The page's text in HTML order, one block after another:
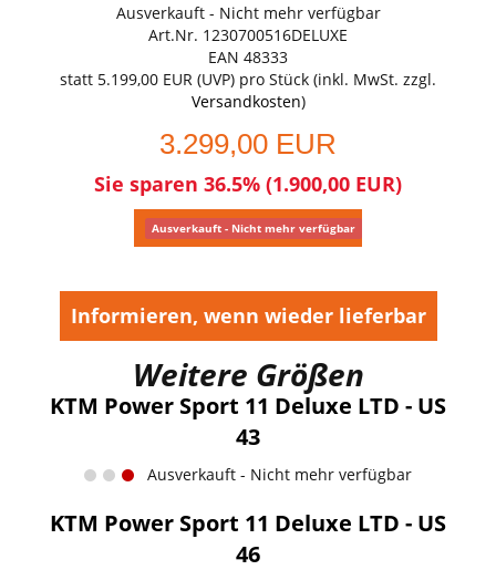
Ausverkauft - Nicht mehr verfügbar
Art.Nr. 1230700516DELUXE
EAN 48333
statt 5.199,00 EUR (UVP) pro Stück (inkl. MwSt. zzgl.
Versandkosten)
3.299,00 EUR
Sie sparen 36.5% (1.900,00 EUR)
Ausverkauft - Nicht mehr verfügbar
Informieren, wenn wieder lieferbar
Weitere Größen
KTM Power Sport 11 Deluxe LTD - US
43
Ausverkauft - Nicht mehr verfügbar
KTM Power Sport 11 Deluxe LTD - US
46